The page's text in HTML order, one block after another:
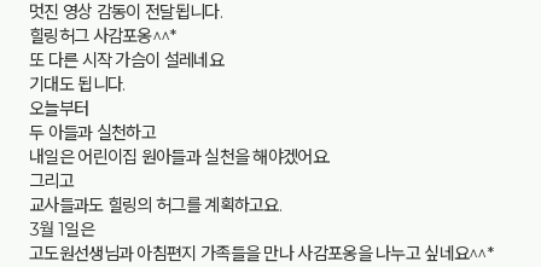
멋진 영상 감동이 전달됩니다.
힐링허그 사감포옹^^*
또 다른 시작 가슴이 설레네요
기대도 됩니다.
오늘부터
두 아들과 실천하고
내일은 어린이집 원아들과 실천을 해야겠어요.
그리고
교사들과도 힐링의 허그를 계획하고요.
3월 1일은
고도원선생님과 아침편지 가족들을 만나 사감포옹을 나누고 싶네요^^*